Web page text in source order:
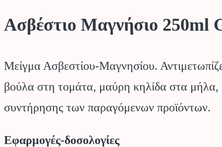
Ασβέστιο Μαγνήσιο 250ml
Μείγμα Ασβεστίου-Μαγνησίου.
βούλα στη τομάτα, μαύρη κηλίδα στα μήλα,
συντήρησης των παραγόμενων προϊόντων.
Εφαρμογές-δοσολογίες